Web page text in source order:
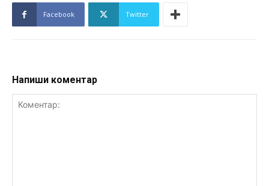
Facebook Twitter
Напиши коментар